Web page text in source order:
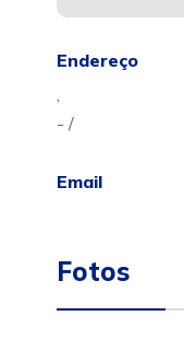
Endereço
,
- /
Email
Fotos